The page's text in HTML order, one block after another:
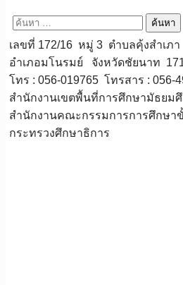
ค้นหา
สำหรับ:
เลขที่ 172/16 หมู่ 3 ตำบลคุ้งสำเภา
อำเภอมโนรมย์ จังหวัดชัยนาท
โทร : 056-019765 โทรสาร : 056-
สำนักงานเขตพื้นที่การศึกษามัธยม
สำนักงานคณะกรรมการการศึกษา
กระทรวงศึกษาธิการ